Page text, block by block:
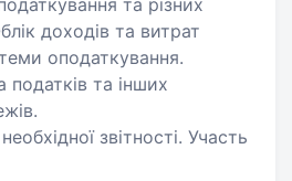
та різних
доходів та витрат
оподаткування.
податків та інших
звітності. Участь